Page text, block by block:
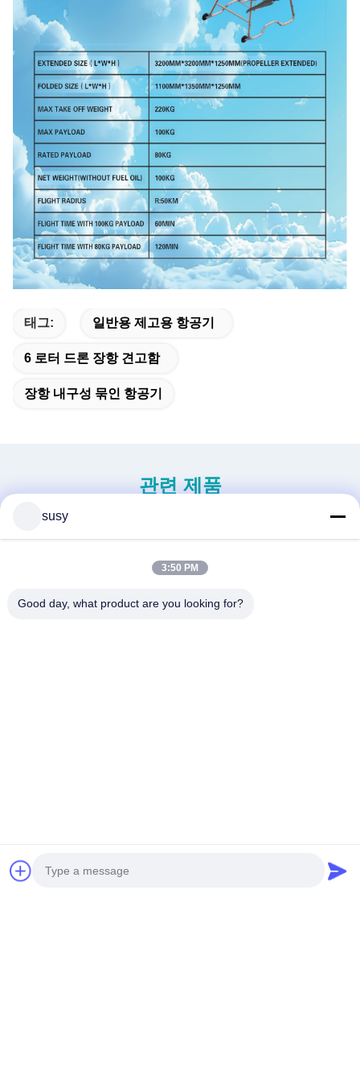
태그: 일반용 제고용 항공기
6 로터 드론 장항 견고함
장항 내구성 묶인 항공기
관련 제품
susy
3:50 PM
Good day, what product are you looking for?